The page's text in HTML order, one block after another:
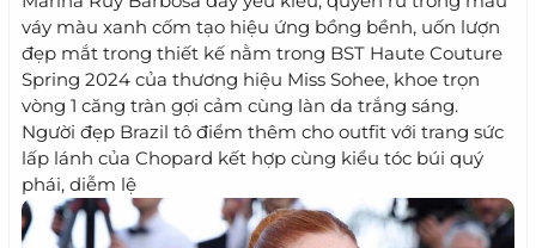
váy màu xanh cốm tạo hiệu ứng bồng bềnh, uốn lượn
đẹp mắt trong thiết kế nằm trong BST Haute Couture
Spring 2024 của thương hiệu Miss Sohee, khoe trọn
vòng 1 căng tràn gợi cảm cùng làn da trắng sáng.
Người đẹp Brazil tô điểm thêm cho outfit với trang sức
lấp lánh của Chopard kết hợp cùng kiểu tóc búi quý
phái, diễm lệ